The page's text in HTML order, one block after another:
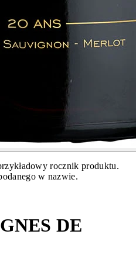
rocznik produktu.
w nazwie.
DE